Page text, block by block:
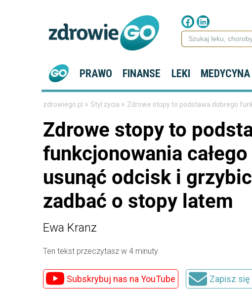
PRAWO FINANSE LEKI
zdrowiego.pl » Styl życia » Zdrowe stopy to podstawa dobrego
Zdrowe stopy to
funkcjonowania
usunąć odcisk i
zadbać o stopy latem
Ewa Kranz
Ten tekst przeczytasz w 4 minuty
Subskrybuj nas na YouTube Zapisz